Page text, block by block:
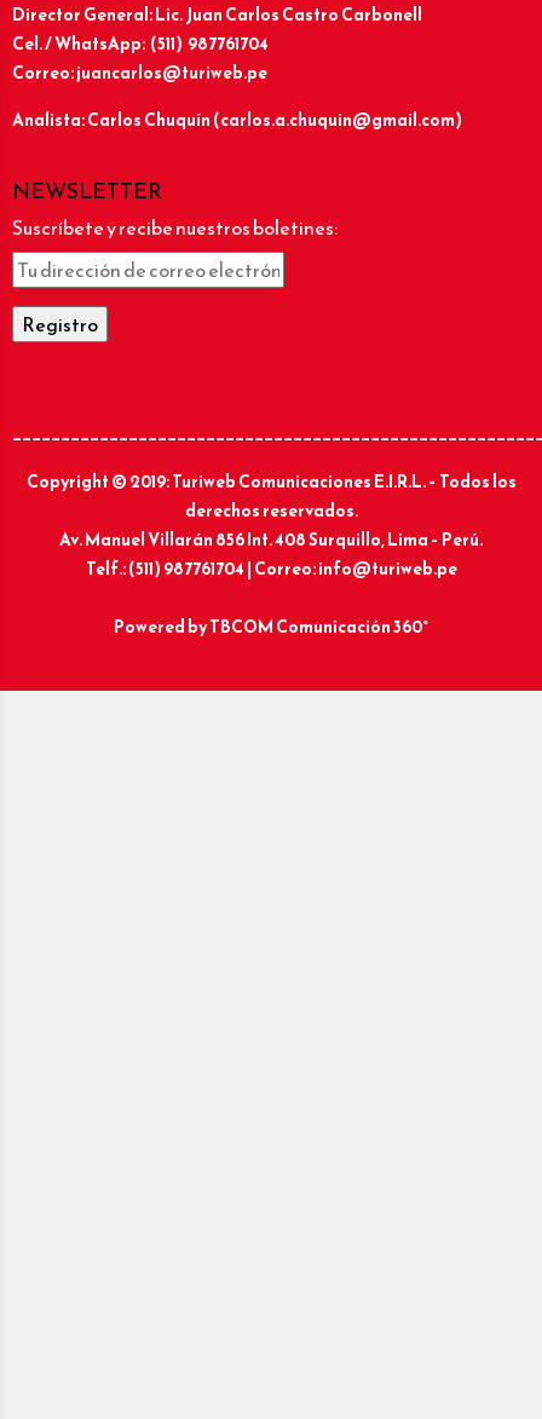
Director General: Lic.Juan Carlos Castro Carbonell
Cel. / WhatsApp: (511) 987761704
Correo: juancarlos@turiweb.pe
Analista: Carlos Chuquín (carlos.a.chuquin@gmail.com)
NEWSLETTER
Suscríbete y recibe nuestros boletines:
Copyright © 2019: Turiweb Comunicaciones E.I.R.L. – Todos los
derechos reservados.
Av. Manuel Villarán 856 Int. 408 Surquillo, Lima – Perú.
Telf.: (511) 987761704 | Correo: info@turiweb.pe
Powered byTBCOM Comunicación 360°